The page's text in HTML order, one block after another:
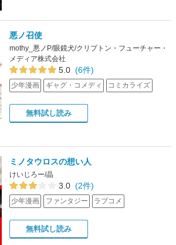
悪ノ召使
mothy_悪ノP/眼鏡犬/クリプトン・フューチャー・
メディア株式会社
5.0 (6件)
少年漫画 ギャグ・コメディ コミカライズ
無料試し読み
ミノタウロスの想い人
けいじろー/晶
3.0 (2件)
少年漫画 ファンタジー ラブコメ
無料試し読み